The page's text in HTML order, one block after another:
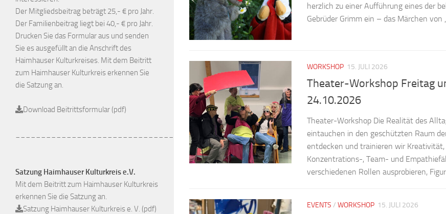
herzlich zu einer Aufführung eines der
Gebrüder Grimm ein – das Märchen von
WORKSHOP 15. JULI 2026
Theater-Workshop Freitag
24.10.2026
Theater-Workshop Die Realität des
eintauchen in den geschützten Raum
entdecken und trainieren wir
Konzentrations-, Team- und
verschiedenen Rollen ausprobieren,
EVENTS / WORKSHOP 15. JULI 2026
Der Mitgliedsbeitrag beträgt 25,- € pro Jahr.
Der Familienbeitrag liegt bei 40,- € pro Jahr.
Drucken Sie das Formular aus und senden
Sie es ausgefüllt an die Anschrift des
Haimhauser Kulturkreises. Mit dem Beitritt
zum Haimhauser Kulturkreis erkennen Sie
die Satzung an.
Download Beitrittsformular (pdf)
Satzung Haimhauser Kulturkreis e.V.
Mit dem Beitritt zum Haimhauser Kulturkreis
erkennen Sie die Satzung an.
Satzung Haimhauser Kulturkreis e. V. (pdf)